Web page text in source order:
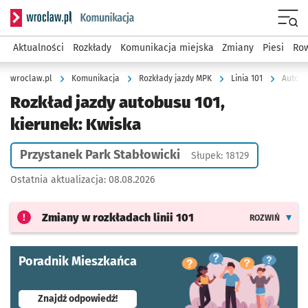
Serwis informacyjny wroclaw.pl podserwis: Komunikacja
Aktualności Rozkłady Komunikacja miejska Zmiany Piesi
wroclaw.pl Komunikacja Rozkłady jazdy MPK Linia 101
Rozkład jazdy autobusu 101,
kierunek: Kwiska
Przystanek Park Stabłowicki Słupek: 18129
Ostatnia aktualizacja: 08.08.2026
Zmiany w rozkładach linii 101 ROZWIŃ
Poradnik Mieszkańca
Znajdź odpowiedź!- otworzy się w nowej karcie